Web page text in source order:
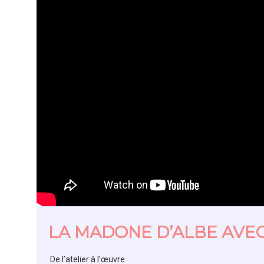
LA MADONE D’ALBE
De l’atelier à l’œuvre